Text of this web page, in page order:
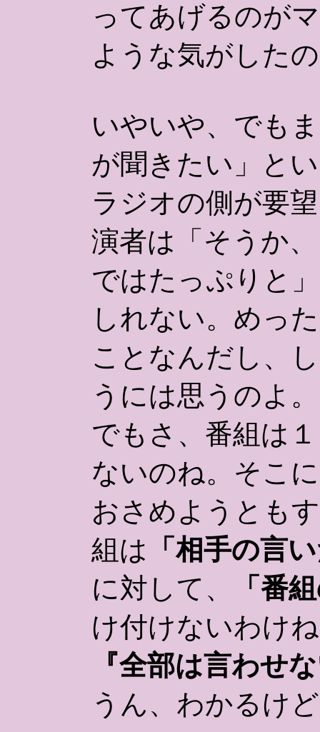
ってあげるのが
ような気がした
いやいや、でも
が聞きたい」と
ラジオの側が要
演者は「そうか
ではたっぷりと
しれない。めっ
ことなんだし、
うには思うのよ。
でもさ、番組は
ないのね。そこに
おさめようとも
組は 「相手の言
に対して、
「番
け付けないわけ
『全部は言わせ
うん、わかるけ